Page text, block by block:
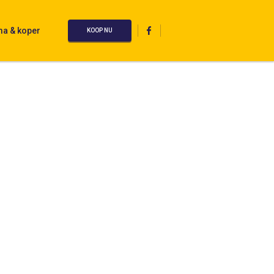
& koper KOOP NU